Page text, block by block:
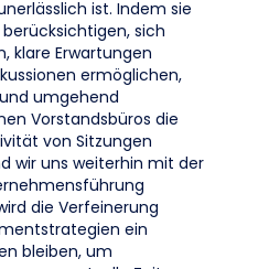
ist. Indem sie
sich
klare Erwartungen
ermöglichen,
umgehend
Vorstandsbüros die
von Sitzungen
wir uns weiterhin mit der
die Verfeinerung
ein
bleiben, um